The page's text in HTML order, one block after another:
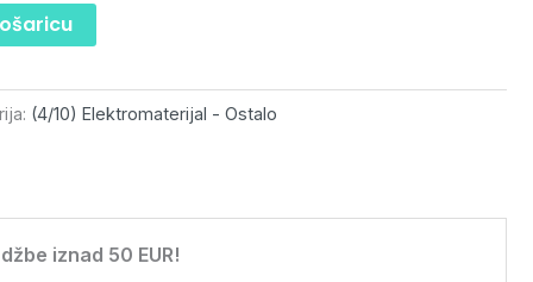
(4/10) Elektromaterijal - Ostalo
iznad 50 EUR!